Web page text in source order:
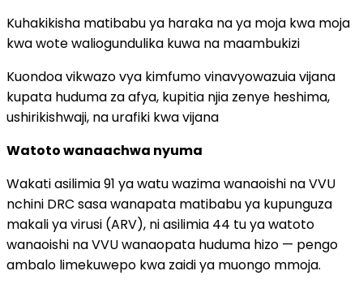
Kuhakikisha matibabu ya haraka na ya moja kwa moja
kwa wote waliogundulika kuwa na maambukizi
Kuondoa vikwazo vya kimfumo vinavyowazuia vijana
kupata huduma za afya, kupitia njia zenye heshima,
ushirikishwaji, na urafiki kwa vijana
Watoto wanaachwa nyuma
Wakati asilimia 91 ya watu wazima wanaoishi na VVU
nchini DRC sasa wanapata matibabu ya kupunguza
makali ya virusi (ARV), ni asilimia 44 tu ya watoto
wanaoishi na VVU wanaopata huduma hizo — pengo
ambalo limekuwepo kwa zaidi ya muongo mmoja.